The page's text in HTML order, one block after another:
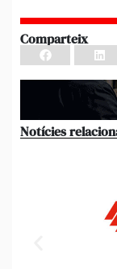
Comparteix
Notícies